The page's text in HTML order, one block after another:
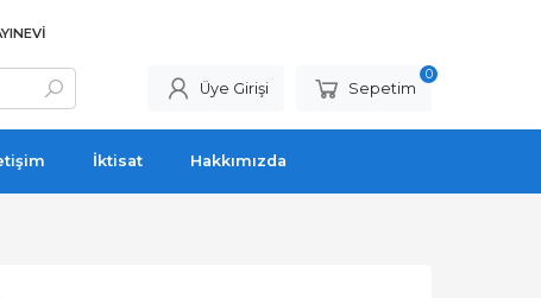
Üye Girişi Sepetim
0
İktisat Hakkımızda